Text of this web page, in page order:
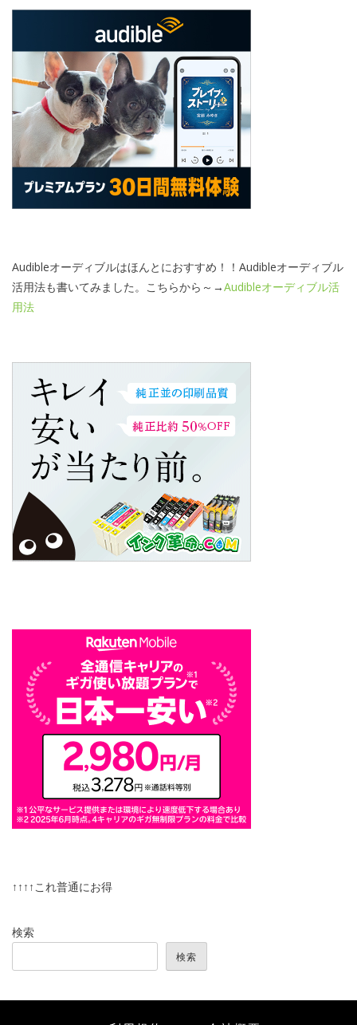
Audibleオーディブルはほんとにおすすめ！！Audibleオーディブル
活用法も書いてみました。こちらから～→Audibleオーディブル活
用法
↑↑↑↑これ普通にお得
検索
検索